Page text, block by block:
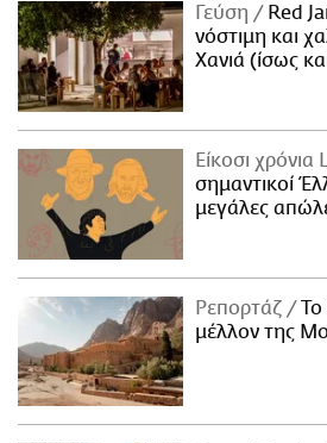
Γεύση
Red
νόστιμη και
Χανιά (ίσως
Είκοσι χρόνια
σημαντικοί
μεγάλες
Ρεπορτάζ
Το
μέλλον της